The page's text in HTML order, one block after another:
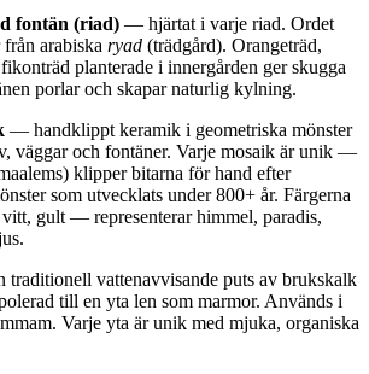
fontän (riad) — hjärtat i varje riad. Ordet
arabiska ryad (trädgård). Orangeträd,
planterade i innergården ger skugga
porlar och skapar naturlig kylning.
— handklippt keramik i geometriska mönster
väggar och fontäner. Varje mosaik är unik —
klipper bitarna för hand efter
som utvecklats under 800+ år. Färgerna
gult — representerar himmel, paradis,
vattenavvisande puts av brukskalk
till en yta len som marmor. Används i
Varje yta är unik med mjuka, organiska